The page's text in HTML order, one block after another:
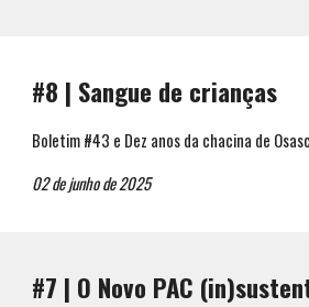
#8 | Sangue de crianças
Boletim #43 e Dez anos da chacina de
02dejunhode 2025
#7 | O Novo PAC